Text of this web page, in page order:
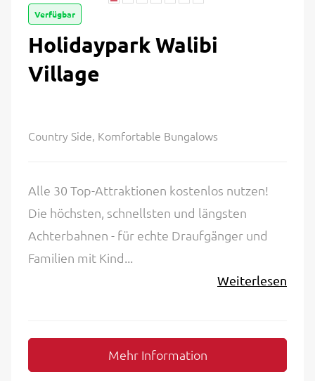
Verfügbar
Holidaypark Walibi
Village
Country Side, Komfortable Bungalows
Alle 30 Top-Attraktionen kostenlos nutzen!
Die höchsten, schnellsten und längsten
Achterbahnen - für echte Draufgänger und
Familien mit Kind...
Weiterlesen
Mehr Information